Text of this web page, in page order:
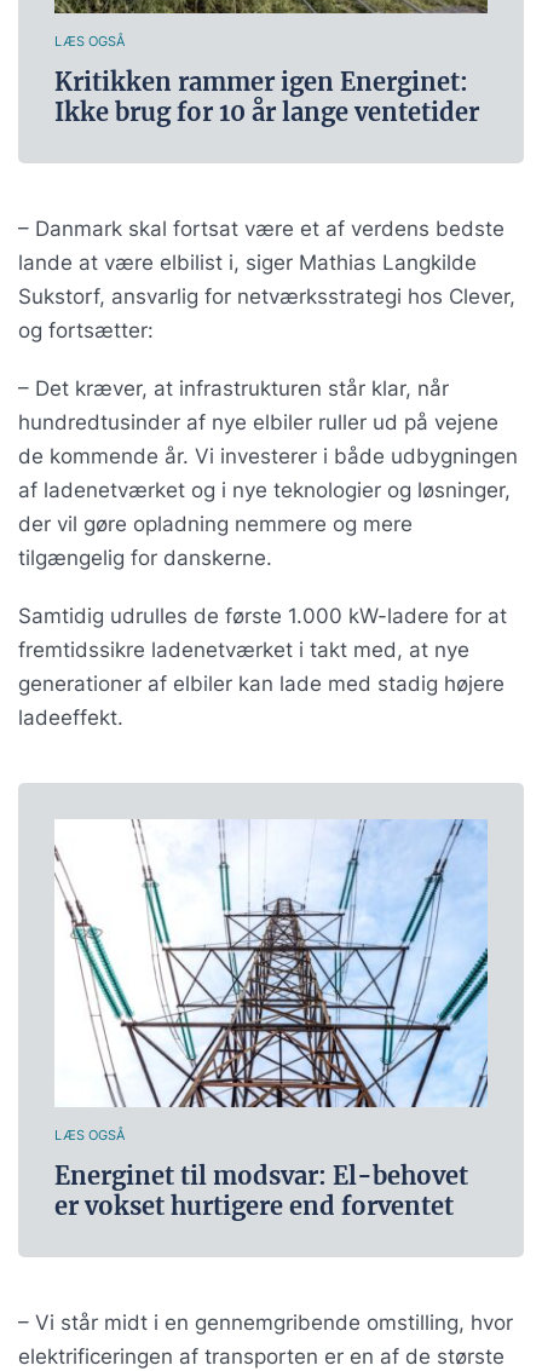
LÆS OGSÅ
Kritikken rammer igen Energinet:
Ikke brug for 10 år lange ventetider
– Danmark skal fortsat være et af verdens bedste
lande at være elbilist i, siger Mathias Langkilde
Sukstorf, ansvarlig for netværksstrategi hos Clever,
og fortsætter:
– Det kræver, at infrastrukturen står klar, når
hundredtusinder af nye elbiler ruller ud på vejene
de kommende år. Vi investerer i både udbygningen
af ladenetværket og i nye teknologier og løsninger,
der vil gøre opladning nemmere og mere
tilgængelig for danskerne.
Samtidig udrulles de første 1.000 kW-ladere for at
fremtidssikre ladenetværket i takt med, at nye
generationer af elbiler kan lade med stadig højere
ladeeffekt.
LÆS OGSÅ
Energinet til modsvar: El-behovet
er vokset hurtigere end forventet
– Vi står midt i en gennemgribende omstilling, hvor
elektrificeringen af transporten er en af de største